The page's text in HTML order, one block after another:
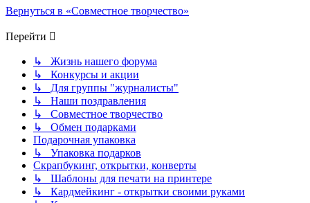
Вернуться в «Совместное творчество»
Перейти
↳ Жизнь нашего форума
↳ Конкурсы и акции
↳ Для группы "журналисты"
↳ Наши поздравления
↳ Совместное творчество
↳ Обмен подарками
Подарочная упаковка
↳ Упаковка подарков
Скрапбукинг, открытки, конверты
↳ Шаблоны для печати на принтере
↳ Кардмейкинг - открытки своими руками